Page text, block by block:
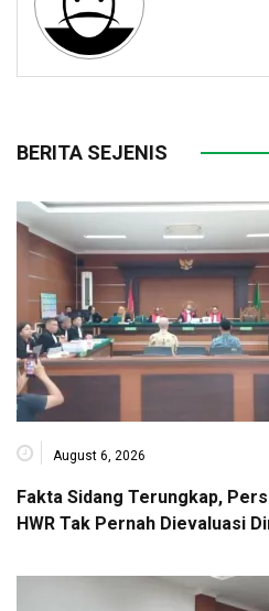
BERITA SEJENIS
August 6, 2026
Fakta Sidang Terungkap,
HWR Tak Pernah Dievaluasi